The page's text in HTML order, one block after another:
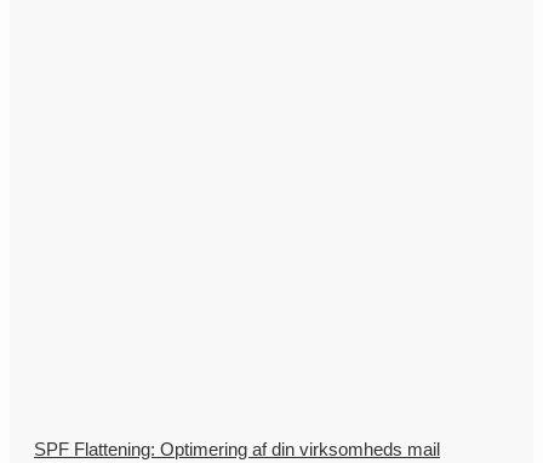
SPF Flattening: Optimering af din virksomheds mail